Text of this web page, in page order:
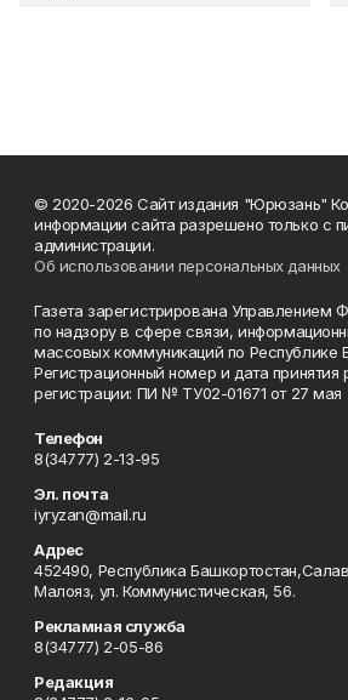
© 2020-2026 Сайт издания "Юрюзань"
информации сайта разрешено только с
администрации.
Об использовании персональных данных
Газета зарегистрирована Управлением
по надзору в сфере связи,
массовых коммуникаций по Республике
Регистрационный номер и дата принятия
регистрации: ПИ № ТУ02-01671 от 27 мая
Телефон
8(34777) 2-13-95
Эл. почта
iyryzan@mail.ru
Адрес
452490, Республика
Малояз, ул. Коммунистическая, 56.
Рекламная служба
8(34777) 2-05-86
Редакция